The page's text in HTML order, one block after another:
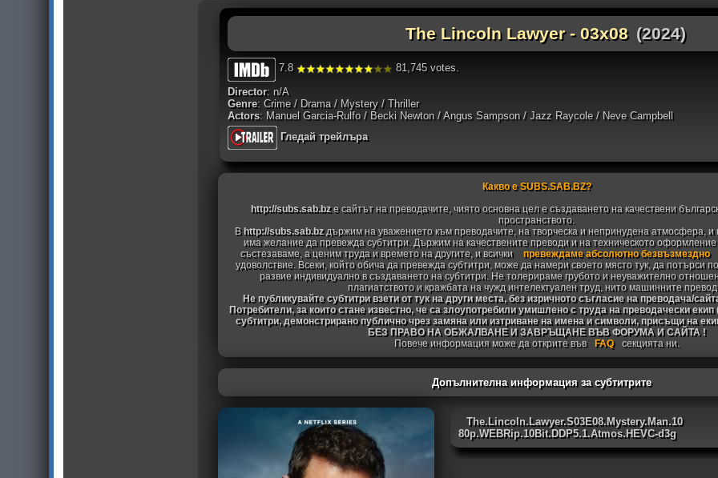
The Lincoln Lawyer - 03x08 (2024)
7.8 81,745 votes.
Director: n/A
Genre: Crime / Drama / Mystery / Thriller
Actors: Manuel Garcia-Rulfo / Becki Newton / Angus Sampson / Jazz Raycole / Neve Campbell
Гледай трейлъра
Какво е SUBS.SAB.BZ?
http://subs.sab.bzе сайтът на преводачите, чиято основна цел е създаването на качествени
пространството.
В http://subs.sab.bzдържим на уважението към преводачите, на творческа и непринудена атмосфера, и
има желание да превежда субтитри. Държим на качествените преводи и на техническото оформление
състезаваме, а ценим труда и времето на другите, и всички
превеждаме абсолютно безвъзмездно
удоволствие. Всеки, който обича да превежда субтитри, може да намери своето място тук, да потърси
развие индивидуално в създаването на субтитри. Не толерираме грубото и неуважително
плагиатството и кражбата на чужд интелектуален труд, нито машинните
Не публикувайте субтитри взети от тук на други места, без изричното съгласие на преводача/
Потребители, за които стане известно, че са злоупотребили умишлено с труда на преводачески
субтитри, демонстрирано публично чрез замяна или изтриване на имена и символи, присъщи на
БЕЗ ПРАВО НА ОБЖАЛВАНЕ И ЗАВРЪЩАНЕ ВЪВ ФОРУМА И САЙТА !
Повече информация може да открите във
FAQ секцията ни.
Допълнителна информация за субтитрите
The.Lincoln.Lawyer.S03E08.Mystery.Man.10
80p.WEBRip.10Bit.DDP5.1.Atmos.HEVC-d3g